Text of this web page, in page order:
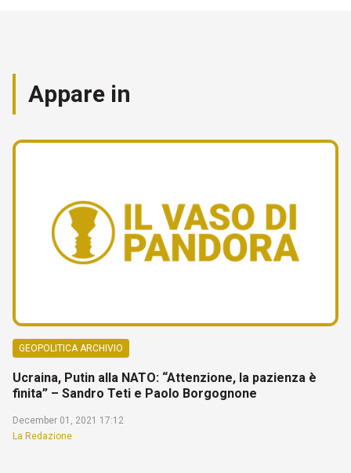
Appare in
GEOPOLITICA ARCHIVIO
Ucraina, Putin alla NATO: “Attenzione, la pazienza è
finita” – Sandro Teti e Paolo Borgognone
December 01, 2021 17:12
La Redazione